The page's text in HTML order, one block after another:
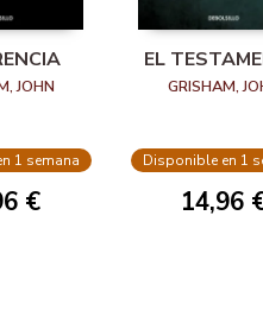
JOHN
1 semana
€
EL
GRISHAM,
Disponible en 1
14,96